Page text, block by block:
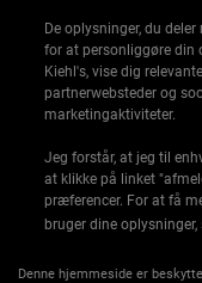
De oplysninger, du
for at personliggøre din
Kiehl's, vise dig
partnerwebsteder og
marketingaktiviteter.
Jeg forstår, at jeg til
at klikke på linket
præferencer. For at få
bruger dine oplysninger,
Denne hjemmeside er